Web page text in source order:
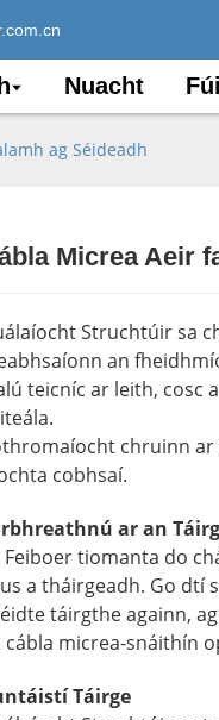
Nuacht
ag Séideadh
Micrea Aeir
Struchtúir sa
an
teicníc ar leith, cosc
chruinn
cobhsaí.
ar an
Feiboer tiomanta do
a tháirgeadh. Go dtí
táirgthe againn,
cábla micrea-snáithín
Táirge